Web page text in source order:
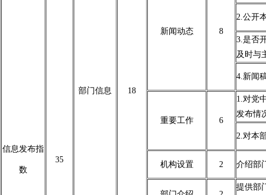
信息发布指
数
35
部门信息 18
新闻动态 8
2.公开
3.是否
及时与
4.新闻
重要工作 6
1.对党
发布情
2.对本
机构设置 2 介绍部
提供部